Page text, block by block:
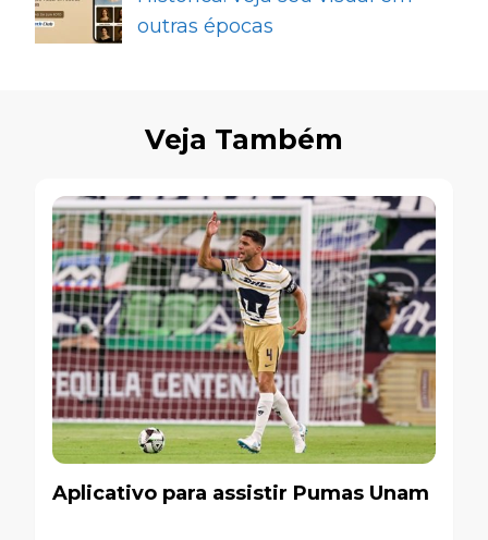
outras épocas
Veja Também
Aplicativo para assistir Pumas Unam